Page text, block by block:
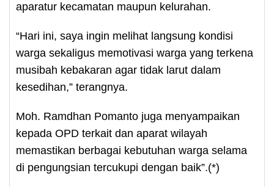
aparatur kecamatan maupun kelurahan.
“Hari ini, saya ingin melihat langsung kondisi
warga sekaligus memotivasi warga yang terkena
musibah kebakaran agar tidak larut dalam
kesedihan,” terangnya.
Moh. Ramdhan Pomanto juga menyampaikan
kepada OPD terkait dan aparat wilayah
memastikan berbagai kebutuhan warga selama
di pengungsian tercukupi dengan baik”.(*)